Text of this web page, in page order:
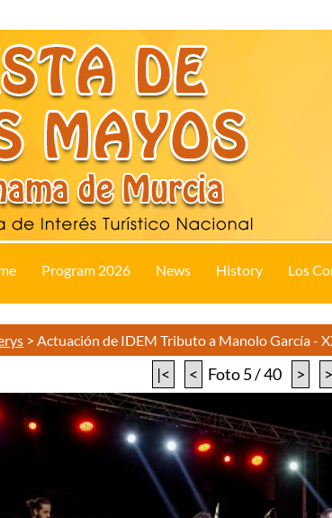
Program 2026 News History Los
> Actuación de IDEM Tributo a Manolo García -
|< < Foto 5 / 40 >